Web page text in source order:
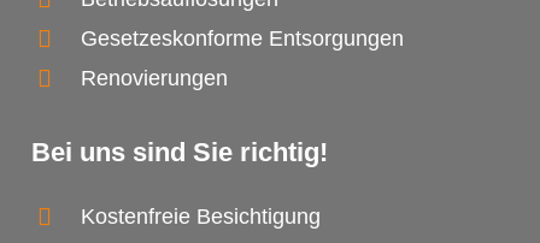
Gesetzeskonforme Entsorgungen
Renovierungen
Bei uns sind Sie richtig!
Kostenfreie Besichtigung